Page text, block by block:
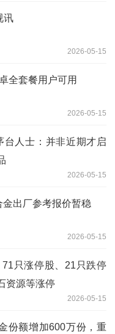
讯
2026-05-15
全套餐用户可用
2026-05-15
台人士：并非近期才启
2026-05-15
出厂参考报价暂稳
2026-05-15
71只涨停股、21只跌停
资源等涨停
2026-05-15
份额增加600万份，重